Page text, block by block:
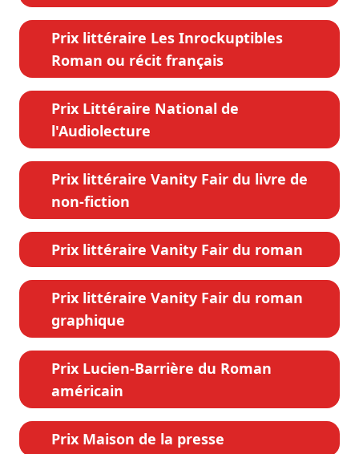
Prix littéraire Les Inrockuptibles
Roman ou récit français
Prix Littéraire National de
l'Audiolecture
Prix littéraire Vanity Fair du livre de
non-fiction
Prix littéraire Vanity Fair du roman
Prix littéraire Vanity Fair du roman
graphique
Prix Lucien-Barrière du Roman
américain
Prix Maison de la presse